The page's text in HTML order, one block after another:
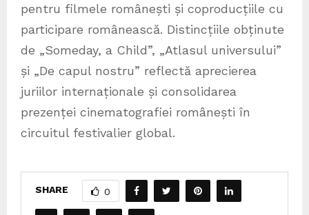
pentru filmele românești și coproducțiile cu
participare românească. Distincțiile obținute
de „Someday, a Child”, „Atlasul universului”
și „De capul nostru” reflectă aprecierea
juriilor internaționale și consolidarea
prezenței cinematografiei românești în
circuitul festivalier global.
SHARE 0